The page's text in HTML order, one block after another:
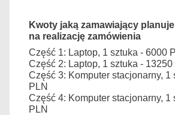
Kwoty jaką zamawiający
na realizację zamówienia
Część 1: Laptop, 1 sztuka - 6000
Część 2: Laptop, 1 sztuka - 13250
Część 3: Komputer stacjonarny, 1
PLN
Część 4: Komputer stacjonarny, 1
PLN